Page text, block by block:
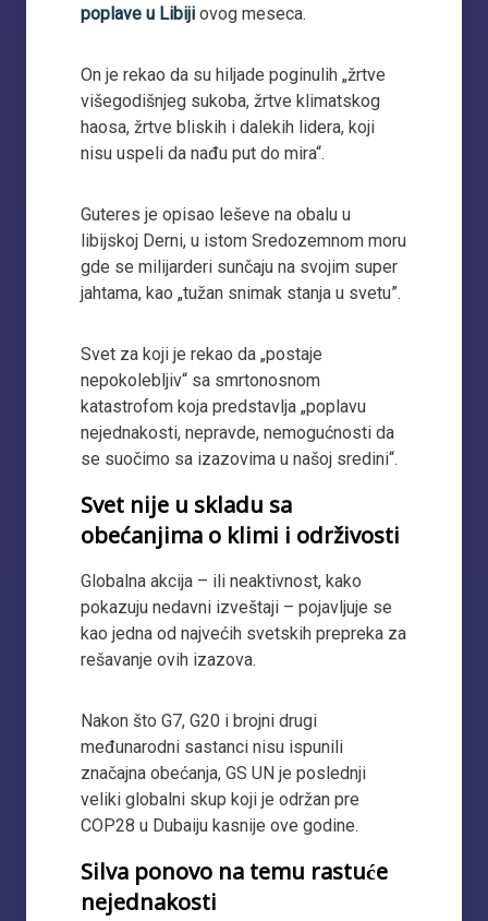
poplave u Libiji ovog meseca.
On je rekao da su hiljade poginulih „žrtve
višegodišnjeg sukoba, žrtve klimatskog
haosa, žrtve bliskih i dalekih lidera, koji
nisu uspeli da nađu put do mira“.
Guteres je opisao leševe na obalu u
libijskoj Derni, u istom Sredozemnom moru
gde se milijarderi sunčaju na svojim super
jahtama, kao „tužan snimak stanja u svetu”.
Svet za koji je rekao da „postaje
nepokolebljiv“ sa smrtonosnom
katastrofom koja predstavlja „poplavu
nejednakosti, nepravde, nemogućnosti da
se suočimo sa izazovima u našoj sredini“.
Svet nije u skladu sa
obećanjima o klimi i održivosti
Globalna akcija – ili neaktivnost, kako
pokazuju nedavni izveštaji – pojavljuje se
kao jedna od najvećih svetskih prepreka za
rešavanje ovih izazova.
Nakon što G7, G20 i brojni drugi
međunarodni sastanci nisu ispunili
značajna obećanja, GS UN je poslednji
veliki globalni skup koji je održan pre
COP28 u Dubaiju kasnije ove godine.
Silva ponovo na temu rastuće
nejednakosti